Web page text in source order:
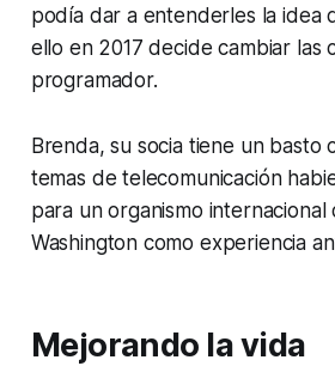
podía dar a entenderles la idea
ello en 2017 decide cambiar las
programador.
Brenda, su socia tiene un basto
temas de telecomunicación
para un organismo internacional
Washington como experiencia
Mejorando la vida